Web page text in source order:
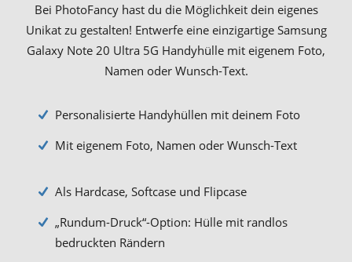
Bei PhotoFancy hast du die Möglichkeit dein eigenes
Unikat zu gestalten! Entwerfe eine einzigartige Samsung
Galaxy Note 20 Ultra 5G Handyhülle mit eigenem Foto,
Namen oder Wunsch-Text.
Personalisierte Handyhüllen mit deinem Foto
Mit eigenem Foto, Namen oder Wunsch-Text
Als Hardcase, Softcase und Flipcase
„Rundum-Druck“-Option: Hülle mit randlos
bedruckten Rändern